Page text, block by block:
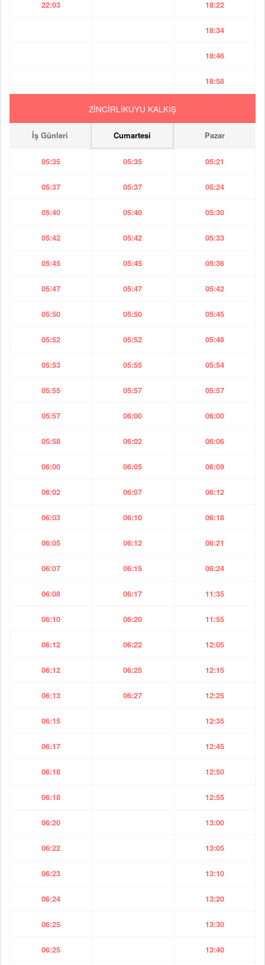
22:03 18:22
18:34
18:46
18:58
ZİNCİRLİKUYU KALKIŞ
İş Günleri Cumartesi Pazar
05:35 05:35 05:21
05:37 05:37 05:24
05:40 05:40 05:30
05:42 05:42 05:33
05:45 05:45 05:36
05:47 05:47 05:42
05:50 05:50 05:45
05:52 05:52 05:48
05:53 05:55 05:54
05:55 05:57 05:57
05:57 06:00 06:00
05:58 06:02 06:06
06:00 06:05 06:09
06:02 06:07 06:12
06:03 06:10 06:18
06:05 06:12 06:21
06:07 06:15 06:24
06:08 06:17 11:35
06:10 06:20 11:55
06:12 06:22 12:05
06:12 06:25 12:15
06:13 06:27 12:25
06:15 12:35
06:17 12:45
06:18 12:50
06:18 12:55
06:20 13:00
06:22 13:05
06:23 13:10
06:24 13:20
06:25 13:30
06:25 13:40